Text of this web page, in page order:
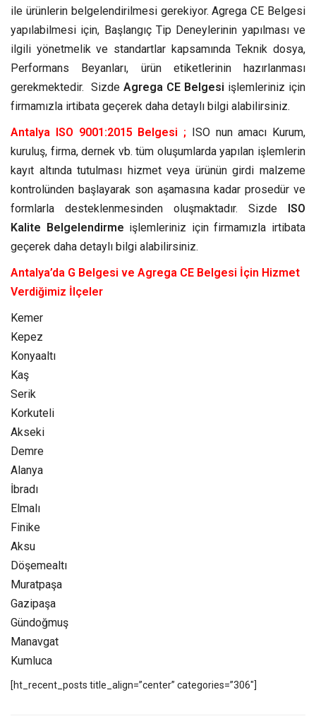
ile ürünlerin belgelendirilmesi gerekiyor. Agrega CE Belgesi
yapılabilmesi için, Başlangıç Tip Deneylerinin yapılması ve
ilgili yönetmelik ve standartlar kapsamında Teknik dosya,
Performans Beyanları, ürün etiketlerinin hazırlanması
gerekmektedir. Sizde Agrega CE Belgesi işlemleriniz için
firmamızla irtibata geçerek daha detaylı bilgi alabilirsiniz.
Antalya ISO 9001:2015 Belgesi ; ISO nun amacı Kurum,
kuruluş, firma, dernek vb. tüm oluşumlarda yapılan işlemlerin
kayıt altında tutulması hizmet veya ürünün girdi malzeme
kontrolünden başlayarak son aşamasına kadar prosedür ve
formlarla desteklenmesinden oluşmaktadır. Sizde
ISO
Kalite Belgelendirme işlemleriniz için firmamızla irtibata
geçerek daha detaylı bilgi alabilirsiniz.
Antalya’da G Belgesi ve Agrega CE Belgesi İçin Hizmet
Verdiğimiz İlçeler
Kemer
Kepez
Konyaaltı
Kaş
Serik
Korkuteli
Akseki
Demre
Alanya
İbradı
Elmalı
Finike
Aksu
Döşemealtı
Muratpaşa
Gazipaşa
Gündoğmuş
Manavgat
Kumluca
[ht_recent_posts title_align=”center” categories=”306″]